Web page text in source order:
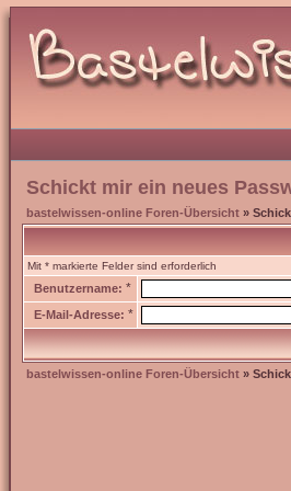
Schickt mir ein neues
bastelwissen-online Foren-Übersicht »
Mit * markierte Felder sind erforderlich
Benutzername: *
E-Mail-Adresse: *
bastelwissen-online Foren-Übersicht »